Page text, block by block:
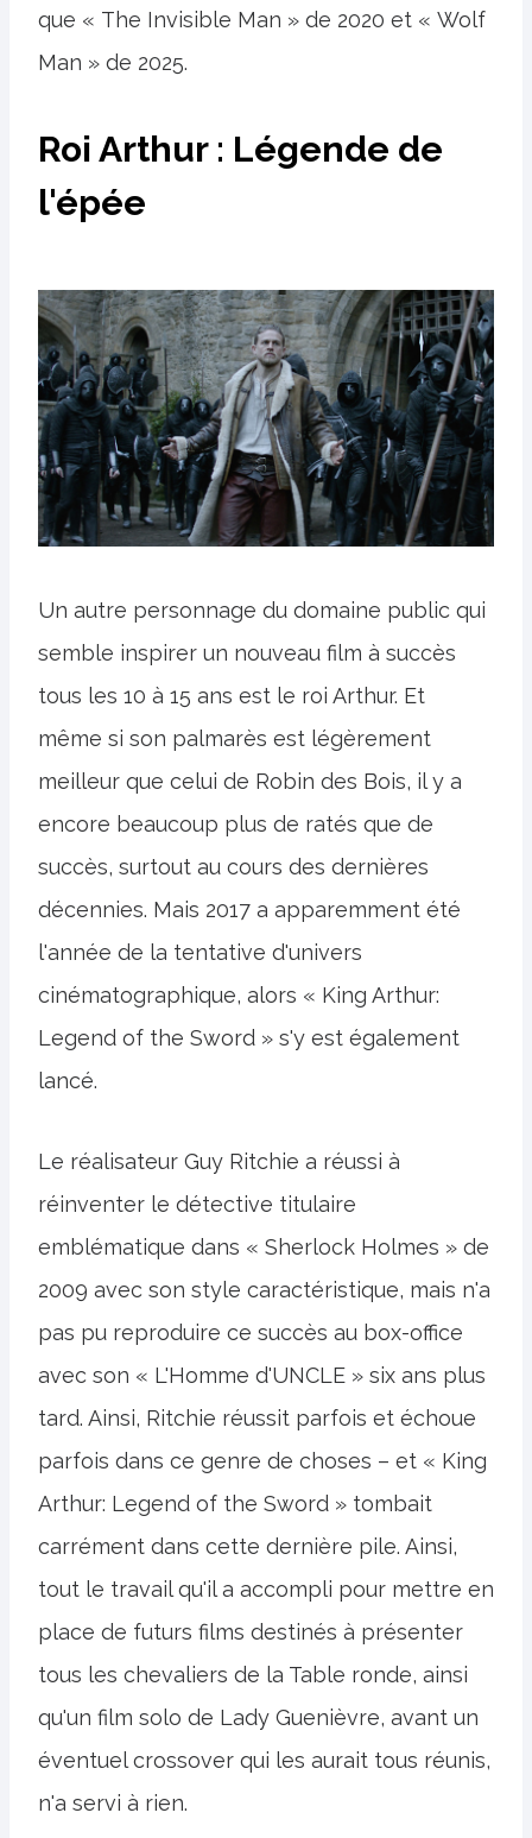
que « The Invisible Man » de 2020 et « Wolf
Man » de 2025.
Roi Arthur : Légende de
l'épée
Un autre personnage du domaine public qui
semble inspirer un nouveau film à succès
tous les 10 à 15 ans est le roi Arthur. Et
même si son palmarès est légèrement
meilleur que celui de Robin des Bois, il y a
encore beaucoup plus de ratés que de
succès, surtout au cours des dernières
décennies. Mais 2017 a apparemment été
l'année de la tentative d'univers
cinématographique, alors « King Arthur:
Legend of the Sword » s'y est également
lancé.
Le réalisateur Guy Ritchie a réussi à
réinventer le détective titulaire
emblématique dans « Sherlock Holmes » de
2009 avec son style caractéristique, mais n'a
pas pu reproduire ce succès au box-office
avec son « L'Homme d'UNCLE » six ans plus
tard. Ainsi, Ritchie réussit parfois et échoue
parfois dans ce genre de choses – et « King
Arthur: Legend of the Sword » tombait
carrément dans cette dernière pile. Ainsi,
tout le travail qu'il a accompli pour mettre en
place de futurs films destinés à présenter
tous les chevaliers de la Table ronde, ainsi
qu'un film solo de Lady Guenièvre, avant un
éventuel crossover qui les aurait tous réunis,
n'a servi à rien.